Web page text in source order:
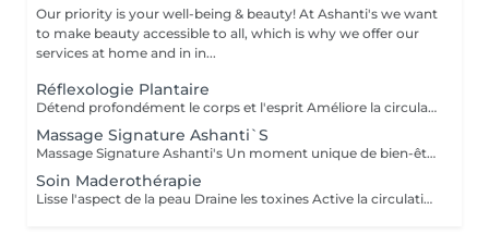
Our priority is your well-being & beauty! At Ashanti's we want
to make beauty accessible to all, which is why we offer our
services at home and in in...
Réflexologie Plantaire
Détend profondément le corps et l'esprit Améliore la circulation sanguine et lymphatique Aide à éliminer les tensions et les blocages énergétiques Renforce le système immunitaire Idéal pour : se ressourcer, apaiser le mental et réharmoniser le corps naturellement
Massage Signature Ashanti`S
Massage Signature Ashanti's Un moment unique de bien-être, entièrement personnalisé selon vos besoins. Notre praticienne se tient au plus proche du client, à l'écoute de chaque tension et chaque zone sensible. Ce massage est conçu pour identifier et libérer les points de tension sur le corps, favoriser la relaxation profonde et rétablir l'harmonie physique et mentale. Caractéristiques : Approche sur-mesure selon votre état et vos besoins Techniques combinées pour soulager les tensions musculaires Accent sur les points de stress et zones sensibles Relaxation totale et sensation de légèreté après la séance Résultat : un corps détendu, revitalisé et une sensation de sérénité durable
Soin Maderothérapie
Lisse l'aspect de la peau Draine les toxines Active la circulation lymphatique Tonifie et redessine les contours du corps